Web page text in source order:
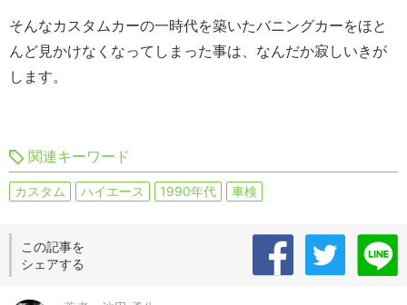
そんなカスタムカーの一時代を築いたバニングカーをほと
んど見かけなくなってしまった事は、なんだか寂しいきが
します。
関連キーワード
カスタム ハイエース 1990年代 車検
この記事を
シェアする